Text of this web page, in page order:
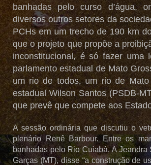
banhadas pelo curso d’água,
diversos outros setores da
PCHs em um trecho de 190 km
que o projeto que propõe a
inconstitucional, é só fazer uma
parlamento estadual de Mato
um rio de todos, um rio de
estadual Wilson Santos (PSDB-
que prevê que compete aos
A sessão ordinária que discutiu o
plenário Renê Barbour. Entre os
banhadas pelo Rio Cuiabá. A
Garças (MT), disse “a construção de